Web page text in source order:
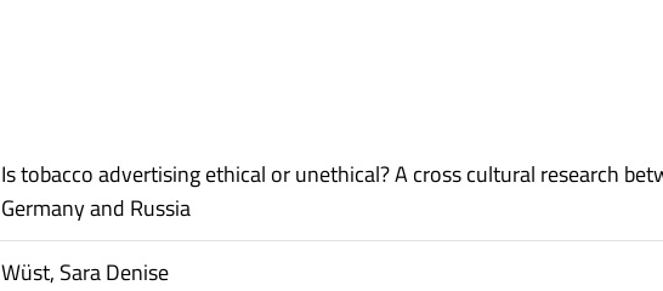
Is tobacco advertising ethical or unethical? A cross cultural research
Germany and Russia
Wüst, Sara Denise